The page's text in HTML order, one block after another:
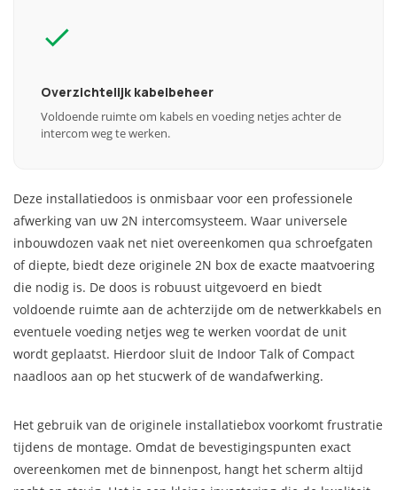
Overzichtelijk kabelbeheer
Voldoende ruimte om kabels en voeding netjes achter de
intercom weg te werken.
Deze installatiedoos is onmisbaar voor een professionele
afwerking van uw 2N intercomsysteem. Waar universele
inbouwdozen vaak net niet overeenkomen qua schroefgaten
of diepte, biedt deze originele 2N box de exacte maatvoering
die nodig is. De doos is robuust uitgevoerd en biedt
voldoende ruimte aan de achterzijde om de netwerkkabels en
eventuele voeding netjes weg te werken voordat de unit
wordt geplaatst. Hierdoor sluit de Indoor Talk of Compact
naadloos aan op het stucwerk of de wandafwerking.
Het gebruik van de originele installatiebox voorkomt frustratie
tijdens de montage. Omdat de bevestigingspunten exact
overeenkomen met de binnenpost, hangt het scherm altijd